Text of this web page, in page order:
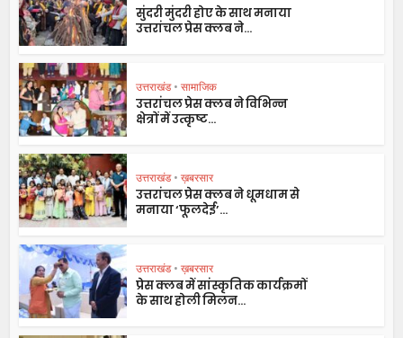
सुंदरी मुंदरी होए के साथ मनाया
उत्तरांचल प्रेस क्लब ने...
उत्तराखंड • सामाजिक
उत्तरांचल प्रेस क्लब ने विभिन्न
क्षेत्रों में उत्कृष्ट...
उत्तराखंड • ख़बरसार
उत्तरांचल प्रेस क्लब ने धूमधाम से
मनाया ‘फूलदेई’...
उत्तराखंड • ख़बरसार
प्रेस क्लब में सांस्कृतिक कार्यक्रमों
के साथ होली मिलन...